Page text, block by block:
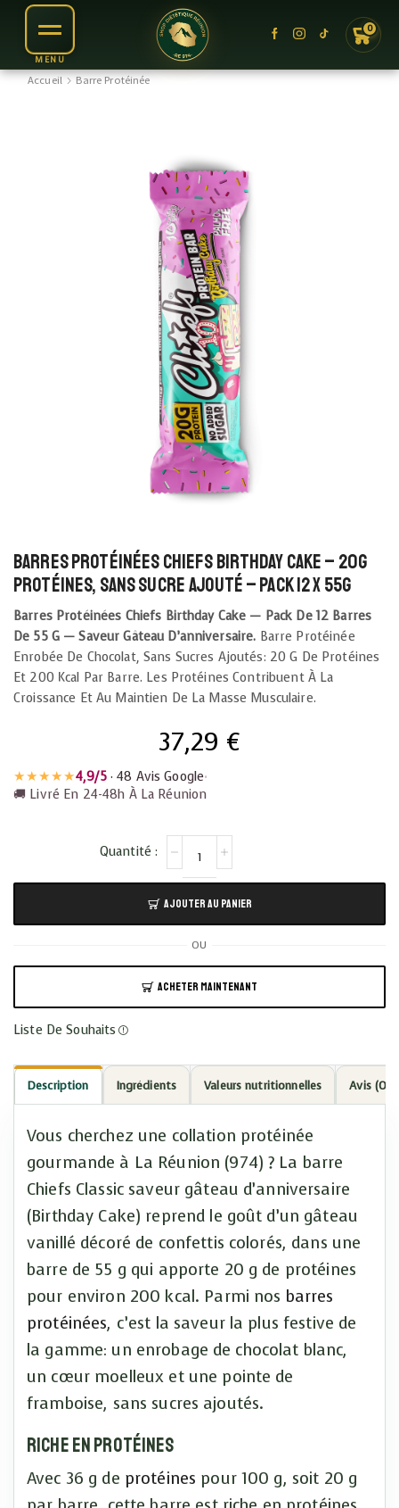
0
Accueil Barre Protéinée
Barres protéinées Chiefs Birthday Cake – 20g
protéines, sans sucre ajouté – Pack 12 x 55g
Barres Protéinées Chiefs Birthday Cake — Pack De 12 Barres
De 55 G — Saveur Gâteau D’anniversaire. Barre Protéinée
Enrobée De Chocolat, Sans Sucres Ajoutés: 20 G De Protéines
Et 200 Kcal Par Barre. Les Protéines Contribuent À La
Croissance Et Au Maintien De La Masse Musculaire.
37,29 €
★★★★★4,9/5· 48 Avis Google•
🚚 Livré En 24-48h À La Réunion
AJOUTER AU PANIER
OU
ACHETER MAINTENANT
Liste De Souhaits
Description Ingrédients Valeurs nutritionnelles Avis (0)
Vous cherchez une collation protéinée
gourmande à La Réunion (974) ? La barre
Chiefs Classic saveur gâteau d’anniversaire
(Birthday Cake) reprend le goût d’un gâteau
vanillé décoré de confettis colorés, dans une
barre de 55 g qui apporte 20 g de protéines
pour environ 200 kcal. Parmi nos barres
protéinées, c’est la saveur la plus festive de
la gamme: un enrobage de chocolat blanc,
un cœur moelleux et une pointe de
framboise, sans sucres ajoutés.
Riche en protéines
Avec 36 g de protéines pour 100 g, soit 20 g